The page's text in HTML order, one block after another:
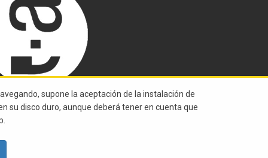
supone la aceptación de la instalación de
su disco duro, aunque deberá tener en cuenta que